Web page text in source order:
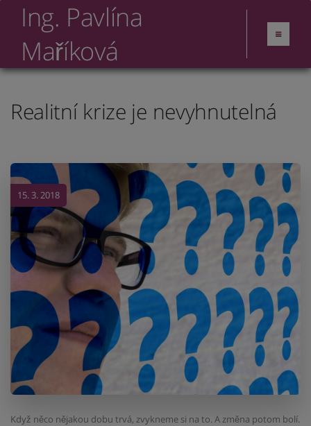
Ing. Pavlína
Maříková
Realitní krize je nevyhnutelná
15. 3. 2018
Když něco nějakou dobu trvá, zvykneme si na to. A změna potom bolí.